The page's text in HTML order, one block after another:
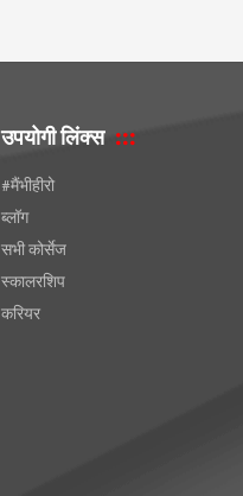
उपयोगी लिंक्स
#मैंभीहीरो
ब्लॉग
सभी कोर्सेज
स्कालरशिप
करियर